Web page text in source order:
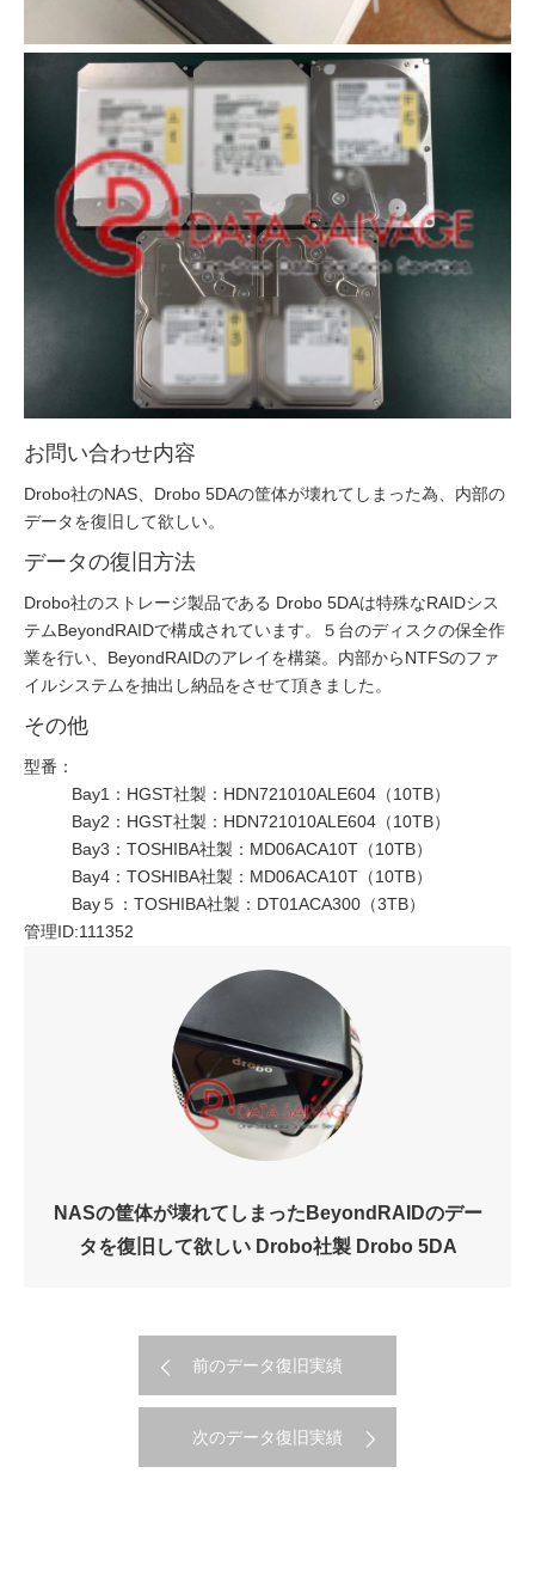
お問い合わせ内容
Drobo社のNAS、Drobo 5DAの筐体が壊れてしまった為、内部の
データを復旧して欲しい。
データの復旧方法
Drobo社のストレージ製品である Drobo 5DAは特殊なRAIDシス
テムBeyondRAIDで構成されています。５台のディスクの保全作
業を行い、BeyondRAIDのアレイを構築。内部からNTFSのファ
イルシステムを抽出し納品をさせて頂きました。
その他
型番：
Bay1：HGST社製：HDN721010ALE604（10TB）
Bay2：HGST社製：HDN721010ALE604（10TB）
Bay3：TOSHIBA社製：MD06ACA10T（10TB）
Bay4：TOSHIBA社製：MD06ACA10T（10TB）
Bay５：TOSHIBA社製：DT01ACA300（3TB）
管理ID:111352
NASの筐体が壊れてしまったBeyondRAIDのデー
タを復旧して欲しい Drobo社製 Drobo 5DA
前のデータ復旧実績
次のデータ復旧実績